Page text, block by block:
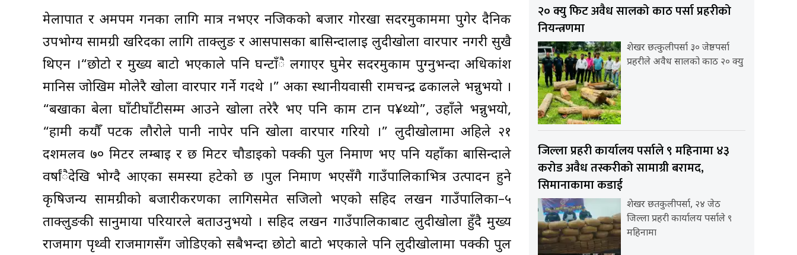
मेलापात र अर्मपर्म गर्नका लागि मात्र नभएर नजिकको बजार गोरखा सदरमुकाममा पुगेर दैनिक
उपभोग्य सामग्री खरिदका लागि ताक्लुङ र आसपासका बासिन्दालाई लुदीखोला वारपार नगरी सुखै
थिएन ।“छोटो र मुख्य बाटो भएकाले पनि घन्टाँै लगाएर घुमेर सदरमुकाम पुग्नुभन्दा अधिकांश
मानिस जोखिम मोलेरै खोला वारपार गर्ने गर्दथे ।” अर्का स्थानीयवासी रामचन्द्र ढकालले भन्नुभयो ।
“बर्खाका बेला घाँटीघाँटीसम्म आउने खोला तरेरै भए पनि काम टार्न प¥थ्यो”, उहाँले भन्नुभयो,
“हामी कयौँ पटक लौरोले पानी नापेर पनि खोला वारपार गरियो ।” लुदीखोलामा अहिले २१
दशमलव ७० मिटर लम्बाइ र छ मिटर चौडाइको पक्की पुल निर्माण भए पनि यहाँका बासिन्दाले
वर्षांैदेखि भोग्दै आएका समस्या हटेको छ ।पुल निर्माण भएसँगै गाउँपालिकाभित्र उत्पादन हुने
कृषिजन्य सामग्रीको बजारीकरणका लागिसमेत सजिलो भएको सहिद लखन गाउँपालिका–५
ताक्लुङकी सानुमाया परियारले बताउनुभयो । सहिद लखन गाउँपालिकाबाट लुदीखोला हुँदै मुख्य
राजमार्ग पृथ्वी राजमार्गसँग जोडिएको सबैभन्दा छोटो बाटो भएकाले पनि लुदीखोलामा पक्की पुल
२० क्यु फिट अवैध सालको काठ पर्सा प्रहरीको
नियन्त्रणमा
शेखर छत्कुलीपर्सा ३० जेष्ठपर्सा
प्रहरीले अवैध सालको काठ २० क्यु
जिल्ला प्रहरी कार्यालय पर्साले ९ महिनामा ४३
करोड अवैध तस्करीको सामाग्री बरामद,
सिमानाकामा कडाई
शेखर छतकुलीपर्सा, २४ जेठ
जिल्ला प्रहरी कार्यालय पर्साले ९
महिनामा